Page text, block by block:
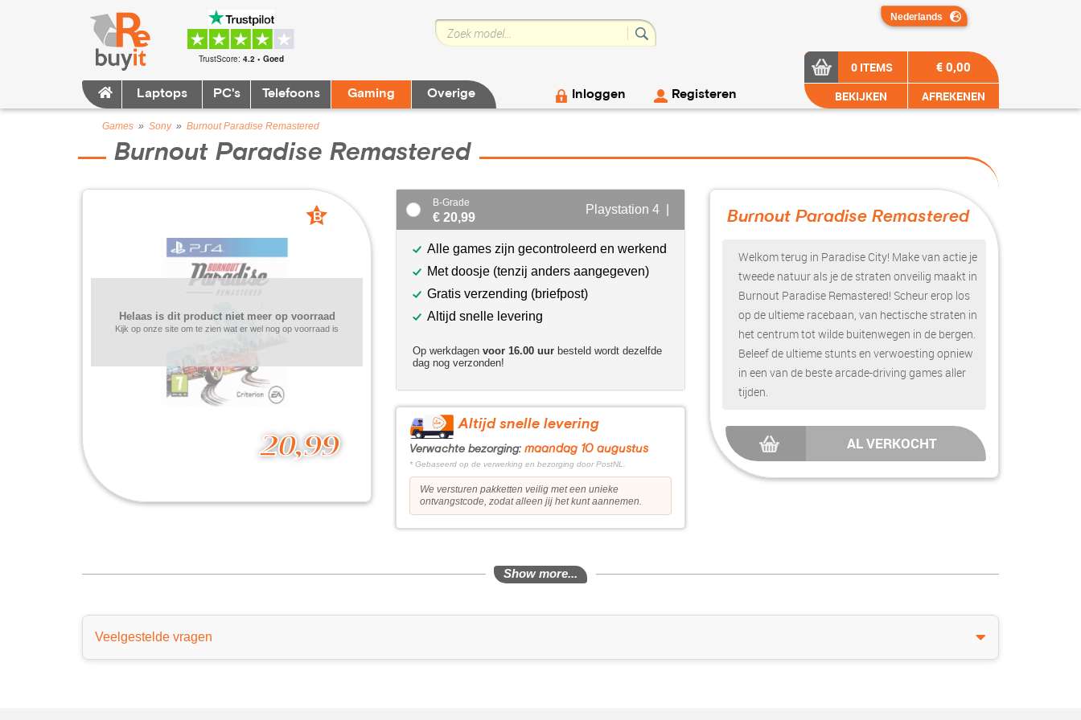
TrustScore: 4.2 • Goed
Laptops PC's Telefoons Gaming Overige Inloggen Registeren
0 ITEMS
BEKIJKEN
€ 0,00
AFREKENEN
Games » Sony» Burnout Paradise Remastered
Burnout Paradise Remastered
20,99
Helaas is dit product niet meer op voorraad
Kijk op onze site om te zien wat er wel nog op voorraad is
B
B-Grade
€ 20,99
Playstation 4 |
Alle games zijn gecontroleerd en werkend
Met doosje (tenzij anders aangegeven)
Gratis verzending (briefpost)
Altijd snelle levering
Op werkdagen voor 16.00 uur besteld wordt dezelfde
dag nog verzonden!
Altijd snelle levering
Verwachte bezorging: maandag 10 augustus
* Gebaseerd op de verwerking en bezorging door PostNL.
We versturen pakketten veilig met een unieke
ontvangstcode, zodat alleen jij het kunt aannemen.
Burnout Paradise Remastered
Welkom terug in Paradise City! Make van actie je
tweede natuur als je de straten onveilig maakt in
Burnout Paradise Remastered! Scheur erop los
op de ultieme racebaan, van hectische straten in
het centrum tot wilde buitenwegen in de bergen.
Beleef de ultieme stunts en verwoesting opniew
in een van de beste arcade-driving games aller
tijden.
AL VERKOCHT
Show more...
Veelgestelde vragen